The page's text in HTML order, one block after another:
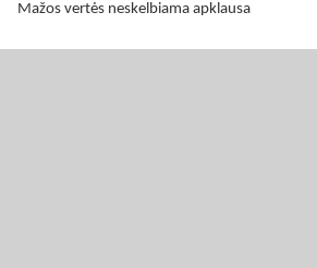
Mažos vertės neskelbiama apklausa